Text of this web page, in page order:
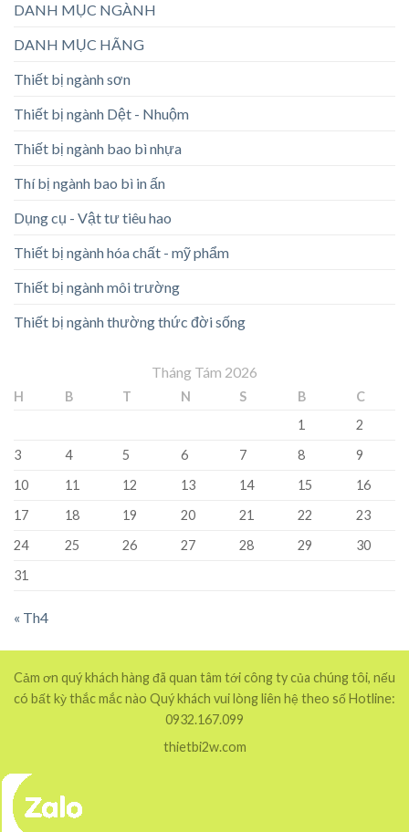
DANH MỤC NGÀNH
DANH MỤC HÃNG
Thiết bị ngành sơn
Thiết bị ngành Dệt - Nhuộm
Thiết bị ngành bao bì nhựa
Thí bị ngành bao bì in ấn
Dụng cụ - Vật tư tiêu hao
Thiết bị ngành hóa chất - mỹ phẩm
Thiết bị ngành môi trường
Thiết bị ngành thường thức đời sống
Tháng Tám 2026
H B T N S B
C
1
2
3
4 5 6 7 8
9
10
11 12 13 14 15
16
17
18 19 20 21 22
23
24
25 26 27 28 29
30
31
« Th4
Cảm ơn quý khách hàng đã quan tâm tới công ty của chúng tôi, nếu
có bất kỳ thắc mắc nào Quý khách vui lòng liên hệ theo số Hotline:
0932.167.099
thietbi2w.com